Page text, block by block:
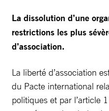
La dissolution d’une
restrictions les plus
d’association.
La liberté d’association
du Pacte international
politiques et par l’article